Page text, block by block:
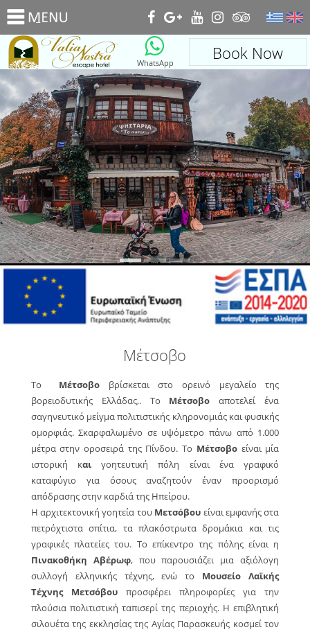
_
Book Now
WhatsApp
Μέτσοβο
Το Μέτσοβο βρίσκεται στο ορεινό μεγαλείο της
βορειοδυτικής Ελλάδας,. Tο Μέτσοβο αποτελεί ένα
σαγηνευτικό μείγμα πολιτιστικής κληρονομιάς και φυσικής
ομορφιάς. Σκαρφαλωμένο σε υψόμετρο πάνω από 1.000
μέτρα στην οροσειρά της Πίνδου. Tο Μέτσοβο είναι μία
ιστορική και γοητευτική πόλη είναι ένα γραφικό
καταφύγιο για όσους αναζητούν έναν προορισμό
απόδρασης στην καρδιά της Ηπείρου.
Η αρχιτεκτονική γοητεία του Μετσόβου είναι εμφανής στα
πετρόχτιστα σπίτια, τα πλακόστρωτα δρομάκια και τις
γραφικές πλατείες του. Το επίκεντρο της πόλης είναι η
Πινακοθήκη Αβέρωφ, που παρουσιάζει μια αξιόλογη
συλλογή ελληνικής τέχνης, ενώ το Μουσείο Λαϊκής
Τέχνης Μετσόβουπροσφέρει πληροφορίες για την
πλούσια πολιτιστική ταπισερί της περιοχής. Η επιβλητική
σιλουέτα της εκκλησίας της Αγίας Παρασκευής κοσμεί τον